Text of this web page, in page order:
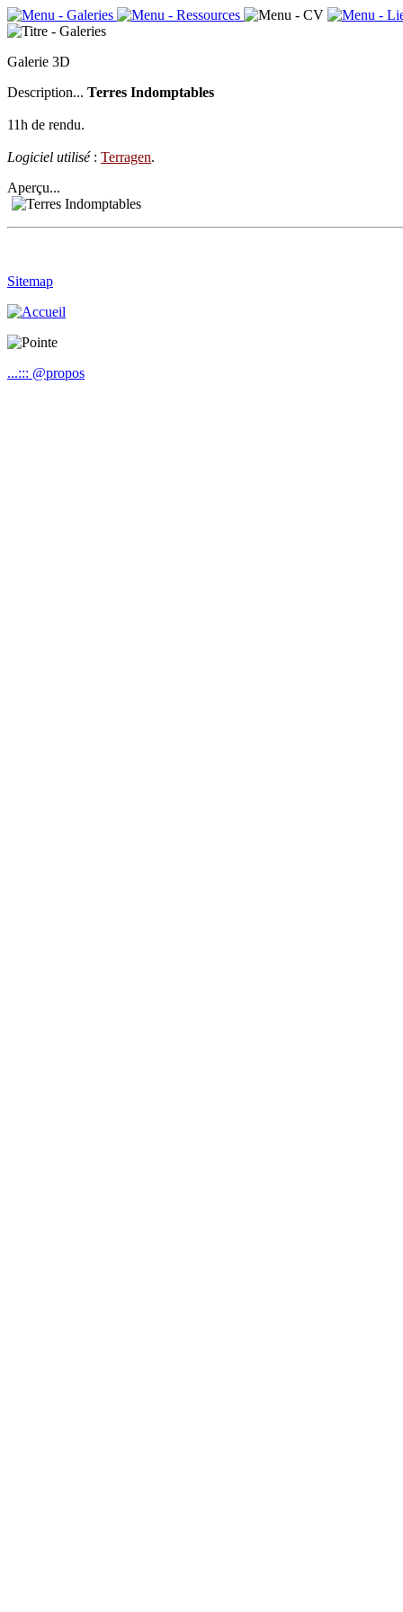
Galerie 3D
Description... Terres Indomptables
11h de rendu.
Logiciel utilisé: Terragen.
Aperçu...
Sitemap
...::: @propos